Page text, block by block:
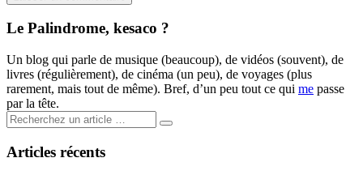
Le Palindrome, kesaco ?
Un blog qui parle de musique (beaucoup), de vidéos (souvent), de
livres (régulièrement), de cinéma (un peu), de voyages (plus
rarement, mais tout de même). Bref, d’un peu tout ce qui me passe
par la tête.
Search
for:
Articles récents